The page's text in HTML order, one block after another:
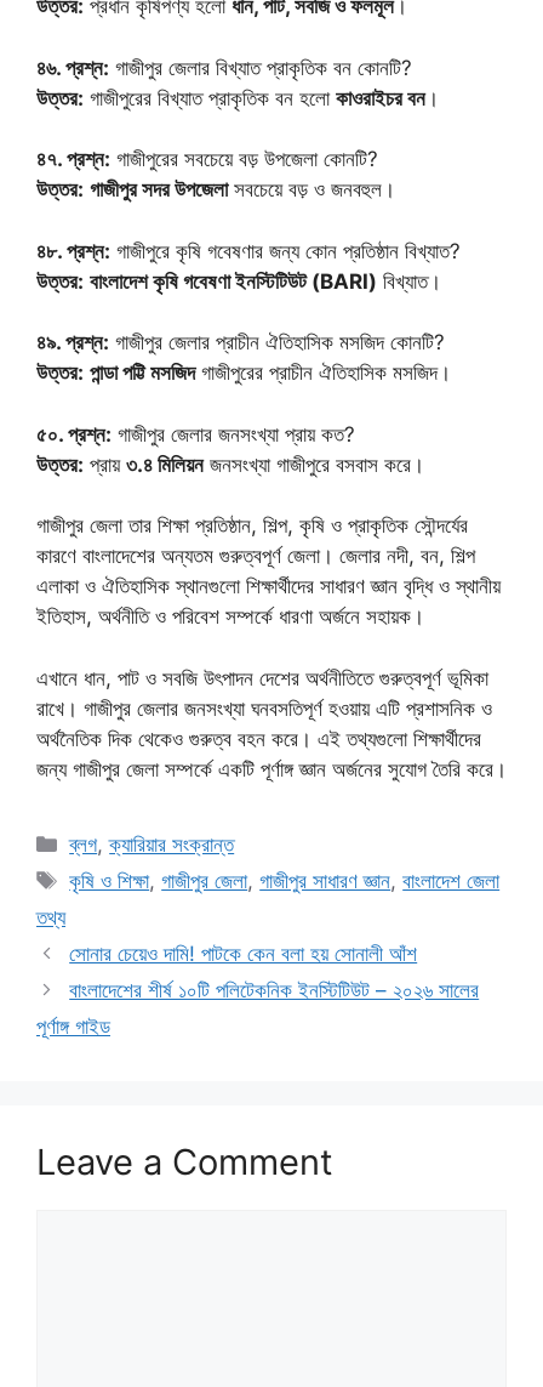
উত্তর: প্রধান কৃষিপণ্য হলো ধান, পাট, সবজি ও ফলমূল।
৪৬. প্রশ্ন: গাজীপুর জেলার বিখ্যাত প্রাকৃতিক বন কোনটি?
উত্তর: গাজীপুরের বিখ্যাত প্রাকৃতিক বন হলো কাওরাইচর বন।
৪৭. প্রশ্ন: গাজীপুরের সবচেয়ে বড় উপজেলা কোনটি?
উত্তর: গাজীপুর সদর উপজেলাসবচেয়ে বড় ও জনবহুল।
৪৮. প্রশ্ন: গাজীপুরে কৃষি গবেষণার জন্য কোন প্রতিষ্ঠান বিখ্যাত?
উত্তর: বাংলাদেশ কৃষি গবেষণা ইনস্টিটিউট (BARI) বিখ্যাত।
৪৯. প্রশ্ন: গাজীপুর জেলার প্রাচীন ঐতিহাসিক মসজিদ কোনটি?
উত্তর: পান্ডা পট্টি মসজিদগাজীপুরের প্রাচীন ঐতিহাসিক মসজিদ।
৫০. প্রশ্ন: গাজীপুর জেলার জনসংখ্যা প্রায় কত?
উত্তর: প্রায় ৩.৪ মিলিয়নজনসংখ্যা গাজীপুরে বসবাস করে।
গাজীপুর জেলা তার শিক্ষা প্রতিষ্ঠান, শিল্প, কৃষি ও প্রাকৃতিক সৌন্দর্যের
কারণে বাংলাদেশের অন্যতম গুরুত্বপূর্ণ জেলা। জেলার নদী, বন, শিল্প
এলাকা ও ঐতিহাসিক স্থানগুলো শিক্ষার্থীদের সাধারণ জ্ঞান বৃদ্ধি ও স্থানীয়
ইতিহাস, অর্থনীতি ও পরিবেশ সম্পর্কে ধারণা অর্জনে সহায়ক।
এখানে ধান, পাট ও সবজি উৎপাদন দেশের অর্থনীতিতে গুরুত্বপূর্ণ ভূমিকা
রাখে। গাজীপুর জেলার জনসংখ্যা ঘনবসতিপূর্ণ হওয়ায় এটি প্রশাসনিক ও
অর্থনৈতিক দিক থেকেও গুরুত্ব বহন করে। এই তথ্যগুলো শিক্ষার্থীদের
জন্য গাজীপুর জেলা সম্পর্কে একটি পূর্ণাঙ্গ জ্ঞান অর্জনের সুযোগ তৈরি করে।
Categories
ব্লগ,ক্যারিয়ার সংক্রান্ত
Tags
কৃষি ও শিক্ষা,গাজীপুর জেলা,গাজীপুর সাধারণ জ্ঞান,বাংলাদেশ জেলা
তথ্য
সোনার চেয়েও দামি! পাটকে কেন বলা হয় সোনালী আঁশ
বাংলাদেশের শীর্ষ ১০টি পলিটেকনিক ইনস্টিটিউট – ২০২৬ সালের
পূর্ণাঙ্গ গাইড
Leave a Comment